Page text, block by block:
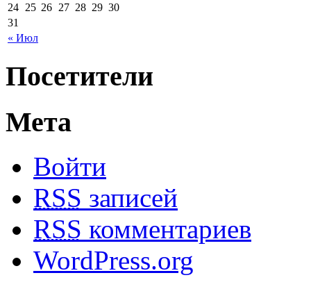
« Июл
24 25 26 27 28 29 30
31
Посетители
Мета
Войти
RSS записей
RSS комментариев
WordPress.org